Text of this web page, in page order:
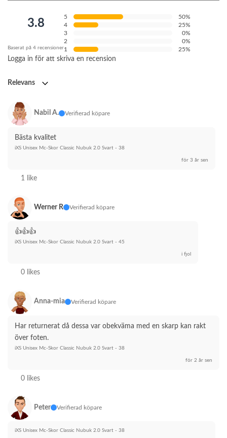
3.8
Baserat på 4 recensioner
5
50%
4
25%
3
0%
2
0%
1
25%
Logga in för att skriva en recension
Relevans
Nabil A. Verifierad köpare
Bästa kvalitet
iXS Unisex Mc-Skor Classic Nubuk 2.0 Svart - 38
för 3 år sen
1 like
Werner R Verifierad köpare
👍👍👍
iXS Unisex Mc-Skor Classic Nubuk 2.0 Svart - 45
i fjol
0 likes
Anna-mia Verifierad köpare
Har returnerat då dessa var obekväma med en skarp kan rakt
över foten.
iXS Unisex Mc-Skor Classic Nubuk 2.0 Svart - 38
för 2 år sen
0 likes
Peter Verifierad köpare
iXS Unisex Mc-Skor Classic Nubuk 2.0 Svart - 38